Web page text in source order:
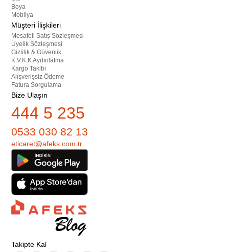
Boya
Mobilya
Müşteri İlişkileri
Mesafeli Satış Sözleşmesi
Üyelik Sözleşmesi
Gizlilik & Güvenlik
K.V.K.K Aydınlatma
Kargo Takibi
Alışverişsiz Ödeme
Fatura Sorgulama
Bize Ulaşın
444 5 235
0533 030 82 13
eticaret@afeks.com.tr
Takipte Kal